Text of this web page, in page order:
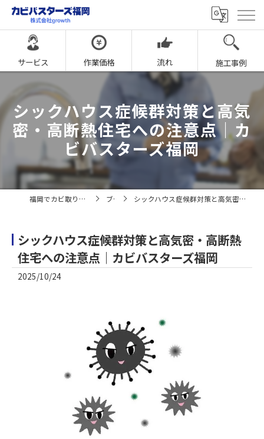
サービス 作業価格 流れ 施工事例
シックハウス症候群対策と高気
密・高断熱住宅への注意点｜カ
ビバスターズ福岡
福岡でカビ取りならカビバスターズ福岡 ブログ シックハウス症候群対策と高気密・高断熱住宅への注意点｜カビバスターズ福岡
シックハウス症候群対策と高気密・高断熱
住宅への注意点｜カビバスターズ福岡
2025/10/24